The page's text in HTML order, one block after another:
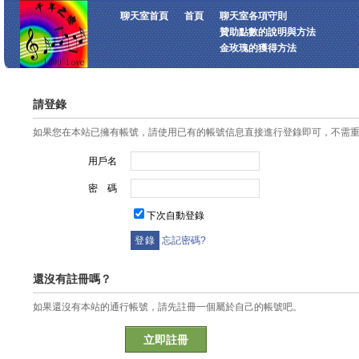
聊天室首頁 首頁
聊天室各項守則
贊助點數的說明與方法
金玫瑰的獲得方法
請登錄
如果您在本站已擁有帳號，請使用已有的帳號信息直接進行登錄即可，不需
用戶名
密 碼
下次自動登錄
忘記密碼?
還沒有註冊嗎？
如果還沒有本站的通行帳號，請先註冊一個屬於自己的帳號吧。
立即註冊